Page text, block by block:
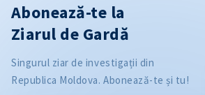
Abonează-te la
Ziarul de Gardă
Singurul ziar de investigații din
Republica Moldova. Abonează-te și tu!